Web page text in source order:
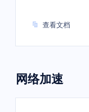
查看文档
网络加速